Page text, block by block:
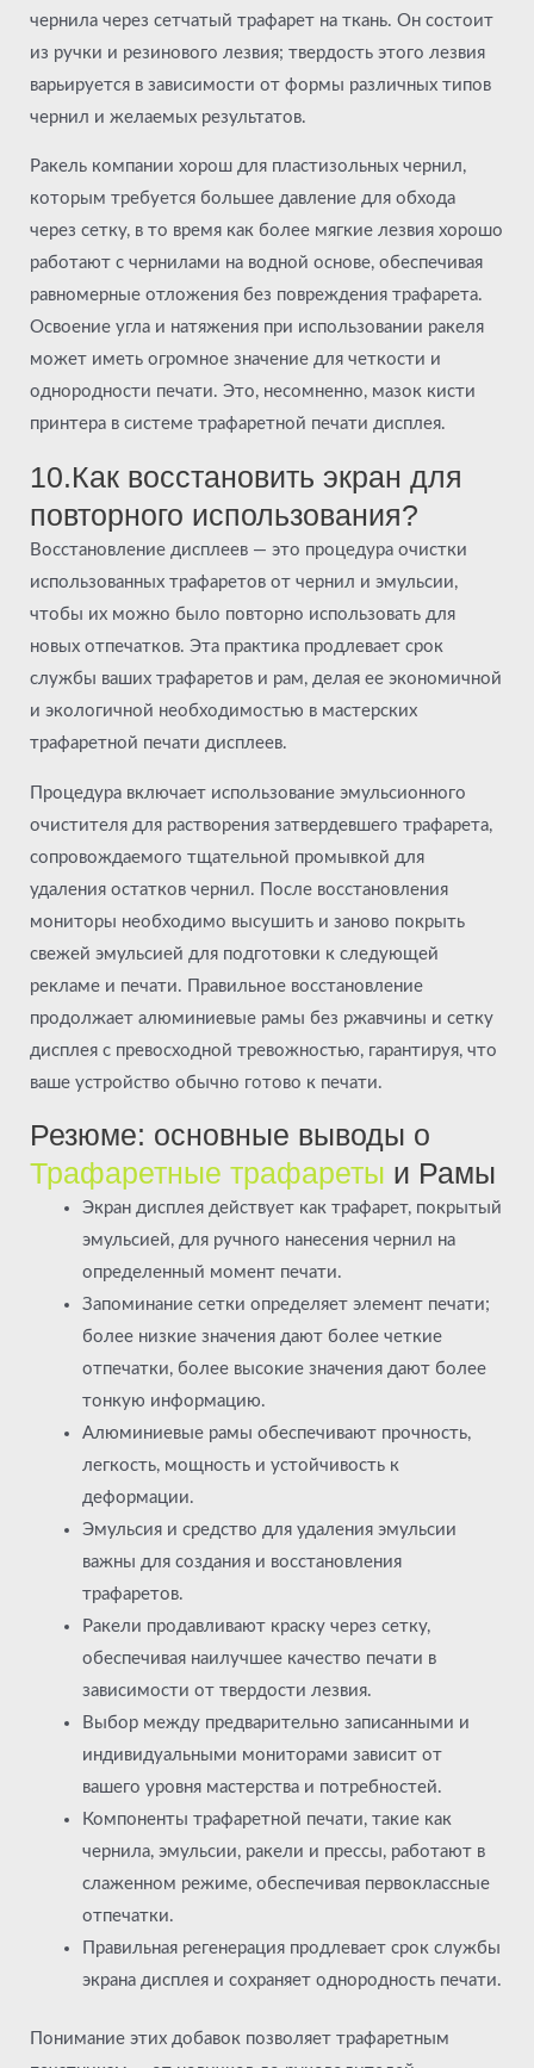
чернила через сетчатый трафарет на ткань. Он состоит
из ручки и резинового лезвия; твердость этого лезвия
варьируется в зависимости от формы различных типов
чернил и желаемых результатов.
Ракель компании хорош для пластизольных чернил,
которым требуется большее давление для обхода
через сетку, в то время как более мягкие лезвия хорошо
работают с чернилами на водной основе, обеспечивая
равномерные отложения без повреждения трафарета.
Освоение угла и натяжения при использовании ракеля
может иметь огромное значение для четкости и
однородности печати. Это, несомненно, мазок кисти
принтера в системе трафаретной печати дисплея.
10.Как восстановить экран для
повторного использования?
Восстановление дисплеев — это процедура очистки
использованных трафаретов от чернил и эмульсии,
чтобы их можно было повторно использовать для
новых отпечатков. Эта практика продлевает срок
службы ваших трафаретов и рам, делая ее экономичной
и экологичной необходимостью в мастерских
трафаретной печати дисплеев.
Процедура включает использование эмульсионного
очистителя для растворения затвердевшего трафарета,
сопровождаемого тщательной промывкой для
удаления остатков чернил. После восстановления
мониторы необходимо высушить и заново покрыть
свежей эмульсией для подготовки к следующей
рекламе и печати. Правильное восстановление
продолжает алюминиевые рамы без ржавчины и сетку
дисплея с превосходной тревожностью, гарантируя, что
ваше устройство обычно готово к печати.
Резюме: основные выводы о
Трафаретные трафареты и Рамы
Экран дисплея действует как трафарет, покрытый
эмульсией, для ручного нанесения чернил на
определенный момент печати.
Запоминание сетки определяет элемент печати;
более низкие значения дают более четкие
отпечатки, более высокие значения дают более
тонкую информацию.
Алюминиевые рамы обеспечивают прочность,
легкость, мощность и устойчивость к
деформации.
Эмульсия и средство для удаления эмульсии
важны для создания и восстановления
трафаретов.
Ракели продавливают краску через сетку,
обеспечивая наилучшее качество печати в
зависимости от твердости лезвия.
Выбор между предварительно записанными и
индивидуальными мониторами зависит от
вашего уровня мастерства и потребностей.
Компоненты трафаретной печати, такие как
чернила, эмульсии, ракели и прессы, работают в
слаженном режиме, обеспечивая первоклассные
отпечатки.
Правильная регенерация продлевает срок службы
экрана дисплея и сохраняет однородность печати.
Понимание этих добавок позволяет трафаретным